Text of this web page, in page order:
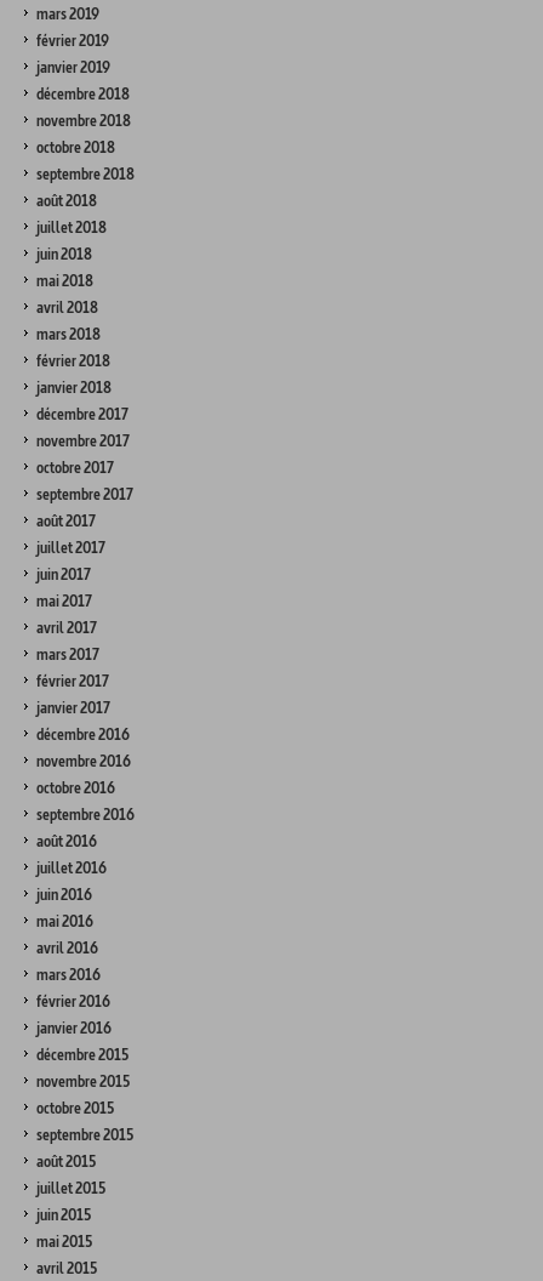
mars 2019
février 2019
janvier 2019
décembre 2018
novembre 2018
octobre 2018
septembre 2018
août 2018
juillet 2018
juin 2018
mai 2018
avril 2018
mars 2018
février 2018
janvier 2018
décembre 2017
novembre 2017
octobre 2017
septembre 2017
août 2017
juillet 2017
juin 2017
mai 2017
avril 2017
mars 2017
février 2017
janvier 2017
décembre 2016
novembre 2016
octobre 2016
septembre 2016
août 2016
juillet 2016
juin 2016
mai 2016
avril 2016
mars 2016
février 2016
janvier 2016
décembre 2015
novembre 2015
octobre 2015
septembre 2015
août 2015
juillet 2015
juin 2015
mai 2015
avril 2015